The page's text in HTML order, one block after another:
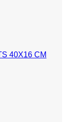
40X16 CM